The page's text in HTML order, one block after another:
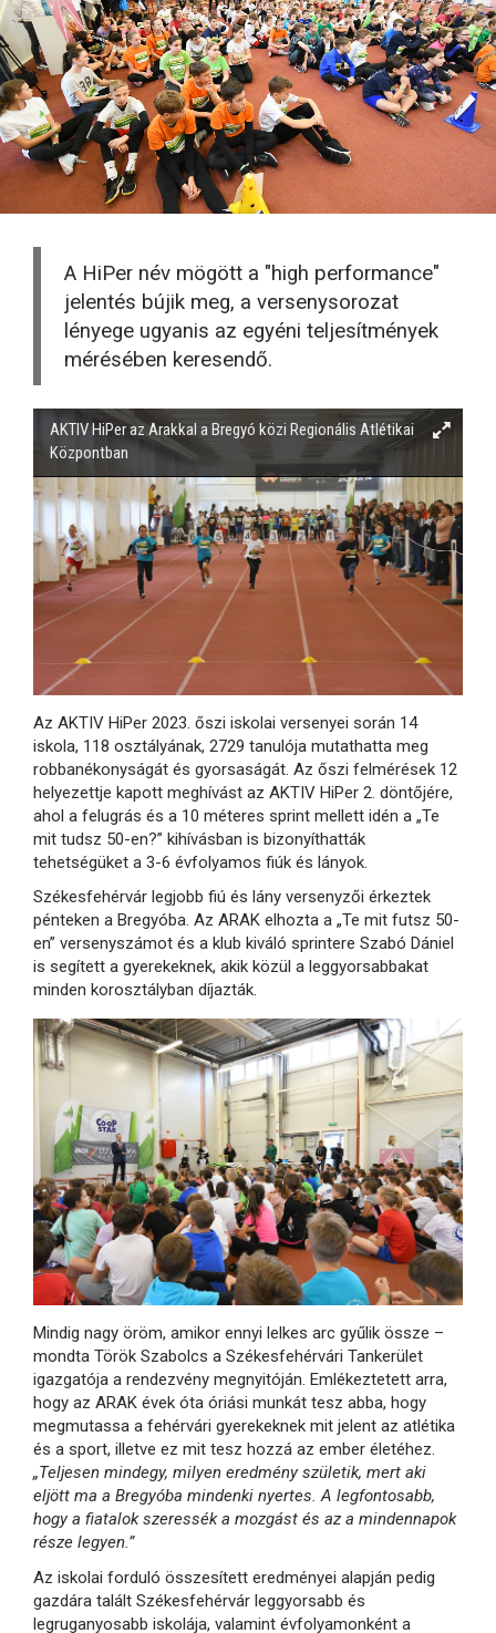
A HiPer név mögött a "high performance"
jelentés bújik meg, a versenysorozat
lényege ugyanis az egyéni teljesítmények
mérésében keresendő.
AKTIV HiPer az Arakkal a Bregyó közi Regionális Atlétikai
Központban
Az AKTIV HiPer 2023. őszi iskolai versenyei során 14
iskola, 118 osztályának, 2729 tanulója mutathatta meg
robbanékonyságát és gyorsaságát. Az őszi felmérések 12
helyezettje kapott meghívást az AKTIV HiPer 2. döntőjére,
ahol a felugrás és a 10 méteres sprint mellett idén a „Te
mit tudsz 50-en?” kihívásban is bizonyíthatták
tehetségüket a 3-6 évfolyamos fiúk és lányok.
Székesfehérvár legjobb fiú és lány versenyzői érkeztek
pénteken a Bregyóba. Az ARAK elhozta a „Te mit futsz 50-
en” versenyszámot és a klub kiváló sprintere Szabó Dániel
is segített a gyerekeknek, akik közül a leggyorsabbakat
minden korosztályban díjazták.
Mindig nagy öröm, amikor ennyi lelkes arc gyűlik össze –
mondta Török Szabolcs a Székesfehérvári Tankerület
igazgatója a rendezvény megnyitóján. Emlékeztetett arra,
hogy az ARAK évek óta óriási munkát tesz abba, hogy
megmutassa a fehérvári gyerekeknek mit jelent az atlétika
és a sport, illetve ez mit tesz hozzá az ember életéhez.
„Teljesen mindegy, milyen eredmény születik, mert aki
eljött ma a Bregyóba mindenki nyertes. A legfontosabb,
hogy a fiatalok szeressék a mozgást és az a mindennapok
része legyen.”
Az iskolai forduló összesített eredményei alapján pedig
gazdára talált Székesfehérvár leggyorsabb és
legruganyosabb iskolája, valamint évfolyamonként a